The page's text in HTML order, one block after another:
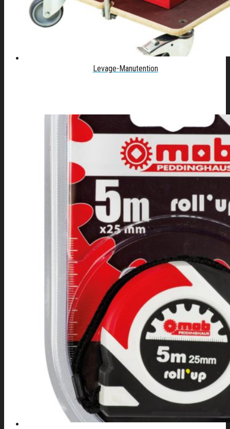
Levage-Manutention